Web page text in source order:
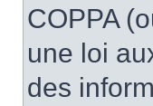
COPPA
une loi
des